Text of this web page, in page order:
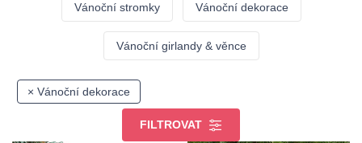
Vánoční stromky Vánoční dekorace
Vánoční girlandy & věnce
× Vánoční dekorace
FILTROVAT